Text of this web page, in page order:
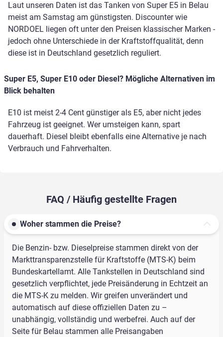
Laut unseren Daten ist das Tanken von Super E5 in Belau
meist am Samstag am günstigsten. Discounter wie
NORDOEL liegen oft unter den Preisen klassischer Marken -
jedoch ohne Unterschiede in der Kraftstoffqualität, denn
diese ist in Deutschland gesetzlich reguliert.
Super E5, Super E10 oder Diesel? Mögliche Alternativen im
Blick behalten
E10 ist meist 2-4 Cent günstiger als E5, aber nicht jedes
Fahrzeug ist geeignet. Wer umsteigen kann, spart
dauerhaft. Diesel bleibt ebenfalls eine Alternative je nach
Verbrauch und Fahrverhalten.
FAQ / Häufig gestellte Fragen
Woher stammen die Preise?
Die Benzin- bzw. Dieselpreise stammen direkt von der
Markttransparenzstelle für Kraftstoffe (MTS-K) beim
Bundeskartellamt. Alle Tankstellen in Deutschland sind
gesetzlich verpflichtet, jede Preisänderung in Echtzeit an
die MTS-K zu melden. Wir greifen unverändert und
automatisch auf diese offiziellen Daten zu –
unabhängig, vollständig und werbefrei. Auch auf der
Seite für Belau stammen alle Preisangaben